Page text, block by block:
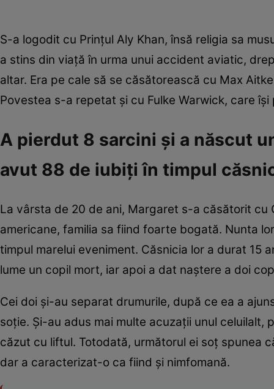
S-a logodit cu Prințul Aly Khan, însă religia sa
a stins din viață în urma unui accident aviatic,
altar. Era pe cale să se căsătorească cu Max
Povestea s-a repetat și cu Fulke Warwick, care
A pierdut 8 sarcini și a născut
avut 88 de iubiți în timpul
La vârsta de 20 de ani, Margaret s-a căsătorit cu
americane, familia sa fiind foarte bogată. Nunta
timpul marelui eveniment. Căsnicia lor a durat 15
lume un copil mort, iar apoi a dat naștere a doi
Cei doi și-au separat drumurile, după ce ea a
soție. Și-au adus mai multe acuzații unul
căzut cu liftul. Totodată, următorul ei soț spunea
dar a caracterizat-o ca fiind și nimfomană.